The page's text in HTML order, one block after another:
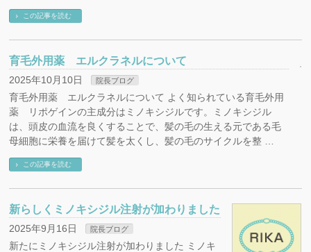
この記事を読む
育毛外用薬 エルクラネルについて
2025年10月10日 院長ブログ
育毛外用薬 エルクラネルについて よく知られている育毛外用
薬 リポゲインの主成分はミノキシジルです。ミノキシジル
は、頭皮の血流を良くすることで、髪の毛の生える元である毛
母細胞に栄養を届けて髪を太くし、髪の毛のサイクルを整 …
この記事を読む
新らしくミノキシジル注射が加わりました
2025年9月16日 院長ブログ
新たにミノキシジル注射が加わりました ミノキ